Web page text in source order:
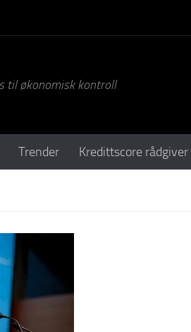
til økonomisk kontroll
Trender Kredittscore rådgiver